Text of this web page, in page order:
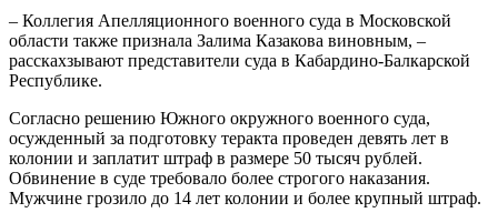
– Коллегия Апелляционного военного суда в Московской
области также признала Залима Казакова виновным, –
расскахзывают представители суда в Кабардино-Балкарской
Республике.
Согласно решению Южного окружного военного суда,
осужденный за подготовку теракта проведен девять лет в
колонии и заплатит штраф в размере 50 тысяч рублей.
Обвинение в суде требовало более строгого наказания.
Мужчине грозило до 14 лет колонии и более крупный штраф.